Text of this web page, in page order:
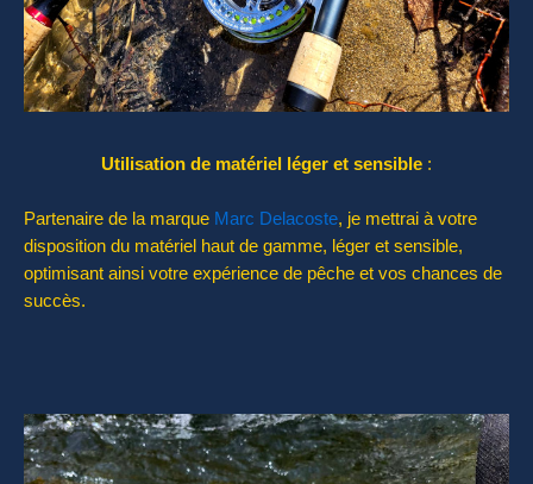
Utilisation de matériel léger et sensible :
Partenaire de la marque Marc Delacoste, je mettrai à votre
disposition du matériel haut de gamme, léger et sensible,
optimisant ainsi votre expérience de pêche et vos chances de
succès.